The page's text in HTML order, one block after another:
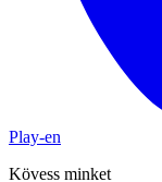
Play-en
Kövess minket